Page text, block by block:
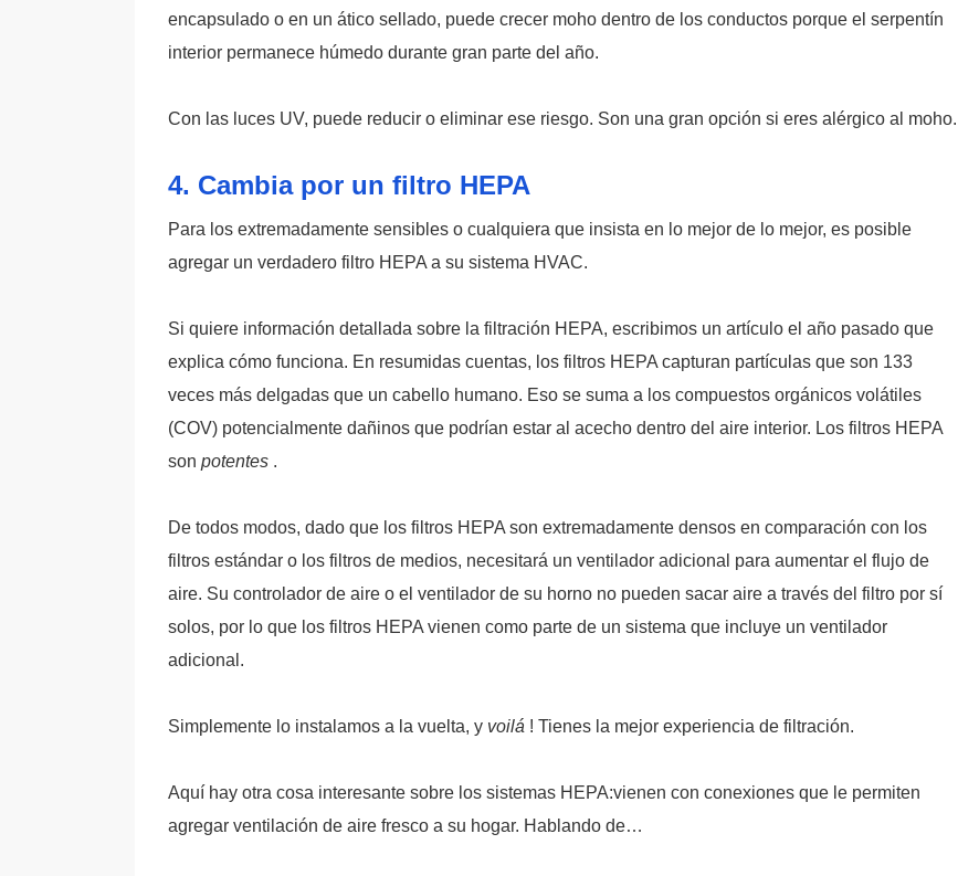
encapsulado o en un ático sellado, puede crecer moho dentro de los conductos porque el serpentín
interior permanece húmedo durante gran parte del año.
Con las luces UV, puede reducir o eliminar ese riesgo. Son una gran opción si eres alérgico al moho.
4. Cambia por un filtro HEPA
Para los extremadamente sensibles o cualquiera que insista en lo mejor de lo mejor, es posible
agregar un verdadero filtro HEPA a su sistema HVAC.
Si quiere información detallada sobre la filtración HEPA, escribimos un artículo el año pasado que
explica cómo funciona. En resumidas cuentas, los filtros HEPA capturan partículas que son 133
veces más delgadas que un cabello humano. Eso se suma a los compuestos orgánicos volátiles
(COV) potencialmente dañinos que podrían estar al acecho dentro del aire interior. Los filtros HEPA
son potentes .
De todos modos, dado que los filtros HEPA son extremadamente densos en comparación con los
filtros estándar o los filtros de medios, necesitará un ventilador adicional para aumentar el flujo de
aire. Su controlador de aire o el ventilador de su horno no pueden sacar aire a través del filtro por sí
solos, por lo que los filtros HEPA vienen como parte de un sistema que incluye un ventilador
adicional.
Simplemente lo instalamos a la vuelta, y voilá ! Tienes la mejor experiencia de filtración.
Aquí hay otra cosa interesante sobre los sistemas HEPA:vienen con conexiones que le permiten
agregar ventilación de aire fresco a su hogar. Hablando de…